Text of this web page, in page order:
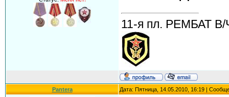
11-я пл. РЕМБАТ
Pantera Дата: Пятница, 14.05.2010, 16:19 |